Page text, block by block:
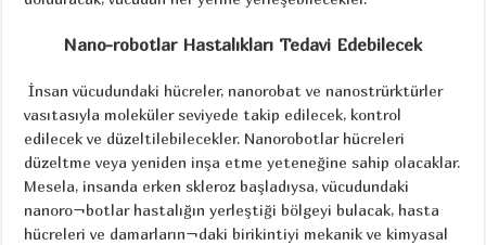
Nano-robotlar Hastalıkları Tedavi Edebilecek
İnsan vücudundaki hücreler, nanorobat ve nanostrürktürler
vasıtasıyla moleküler seviyede takip edilecek, kontrol
edilecek ve düzeltilebilecekler. Nanorobotlar hücreleri
düzeltme veya yeniden inşa etme yeteneğine sahip olacaklar.
Mesela, insanda erken skleroz başladıysa, vücudundaki
nanoro¬botlar hastalığın yerleştiği bölgeyi bulacak, hasta
hücreleri ve damarların¬daki birikintiyi mekanik ve kimyasal